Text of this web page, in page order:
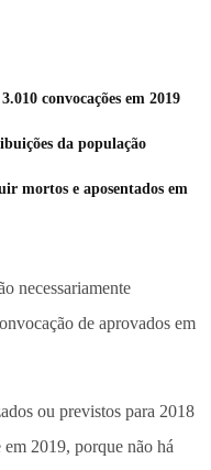
convocações em 2019
da população
mortos e aposentados em
necessariamente
de aprovados em
ou previstos para 2018
2019, porque não há